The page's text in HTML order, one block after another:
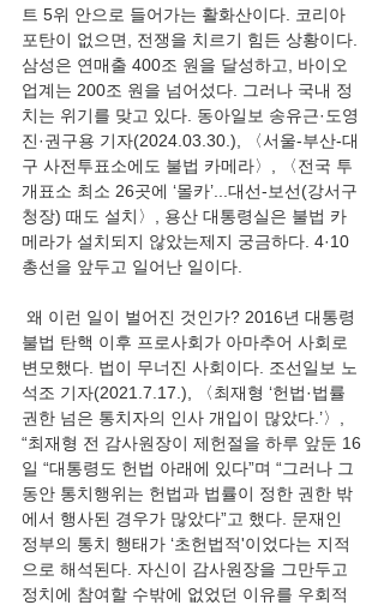
트 5위 안으로 들어가는 활화산이다. 코리아
포탄이 없으면, 전쟁을 치르기 힘든 상황이다.
삼성은 연매출 400조 원을 달성하고, 바이오
업계는 200조 원을 넘어섰다. 그러나 국내 정
치는 위기를 맞고 있다. 동아일보 송유근·도영
진·권구용 기자(2024.03.30.), 〈서울-부산-대
구 사전투표소에도 불법 카메라〉, 〈전국 투
개표소 최소 26곳에 ‘몰카’...대선-보선(강서구
청장) 때도 설치〉, 용산 대통령실은 불법 카
메라가 설치되지 않았는제지 궁금하다. 4·10
총선을 앞두고 일어난 일이다.
왜 이런 일이 벌어진 것인가? 2016년 대통령
불법 탄핵 이후 프로사회가 아마추어 사회로
변모했다. 법이 무너진 사회이다. 조선일보 노
석조 기자(2021.7.17.), 〈최재형 ‘헌법·법률
권한 넘은 통치자의 인사 개입이 많았다.’〉,
“최재형 전 감사원장이 제헌절을 하루 앞둔 16
일 “대통령도 헌법 아래에 있다”며 “그러나 그
동안 통치행위는 헌법과 법률이 정한 권한 밖
에서 행사된 경우가 많았다”고 했다. 문재인
정부의 통치 행태가 ‘초헌법적'이었다는 지적
으로 해석된다. 자신이 감사원장을 그만두고
정치에 참여할 수밖에 없었던 이유를 우회적